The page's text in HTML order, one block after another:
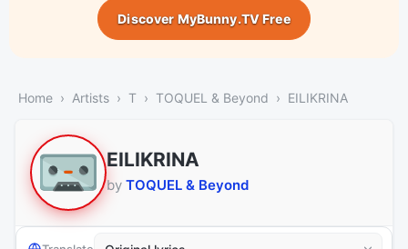
Discover MyBunny.TV Free
Home Artists T TOQUEL & Beyond EILIKRINA
EILIKRINA
by TOQUEL & Beyond